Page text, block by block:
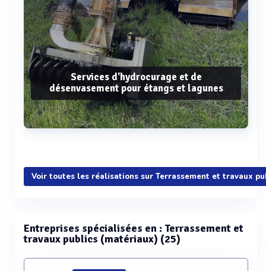
Services d'hydrocurage et de
désenvasement pour étangs et lagunes
Voir plus
Voir toutes les réalisations sur Terrassement et travaux
Entreprises spécialisées en : Terrassement et
travaux publics (matériaux) (25)